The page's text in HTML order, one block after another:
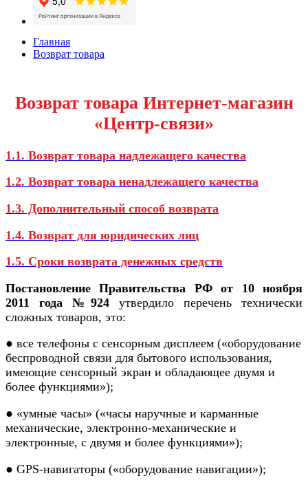
Главная
Возврат товара
Возврат товара Интернет-магазин
«Центр-связи»
1.1. Возврат товара надлежащего качества
1.2. Возврат товара ненадлежащего качества
1.3. Дополнительный способ возврата
1.4. Возврат для юридических лиц
1.5. Сроки возврата денежных средств
Постановление Правительства РФ от 10 ноября
2011 года №924 утвердило перечень технически
сложных товаров, это:
● все телефоны с сенсорным дисплеем («оборудование
беспроводной связи для бытового использования,
имеющие сенсорный экран и обладающее двумя и
более функциями»);
● «умные часы» («часы наручные и карманные
механические, электронно-механические и
электронные, с двумя и более функциями»);
● GPS-навигаторы («оборудование навигации»);